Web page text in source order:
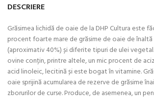
DESCRIERE
Grăsimea lichidă de oaie de la DHP Cultura este
procent foarte mare de grăsime de oaie de
(aproximativ 40%) și diferite tipuri de ulei
ovine conțin, printre altele, un mic procent de
acid linoleic, lecitină și este bogat în vitamine.
oaie sprijină acumularea de rezerve de grăsime
zborurilor de curse. Produce, de asemenea, un